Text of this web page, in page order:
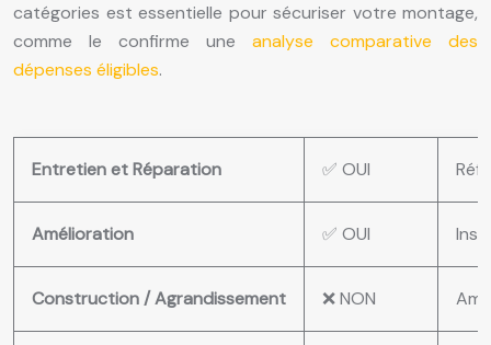
catégories est essentielle pour sécuriser votre montage,
comme le confirme une analyse comparative des
dépenses éligibles.
Entretien et Réparation ✅ OUI
Amélioration ✅ OUI
Construction / Agrandissement ❌ NON